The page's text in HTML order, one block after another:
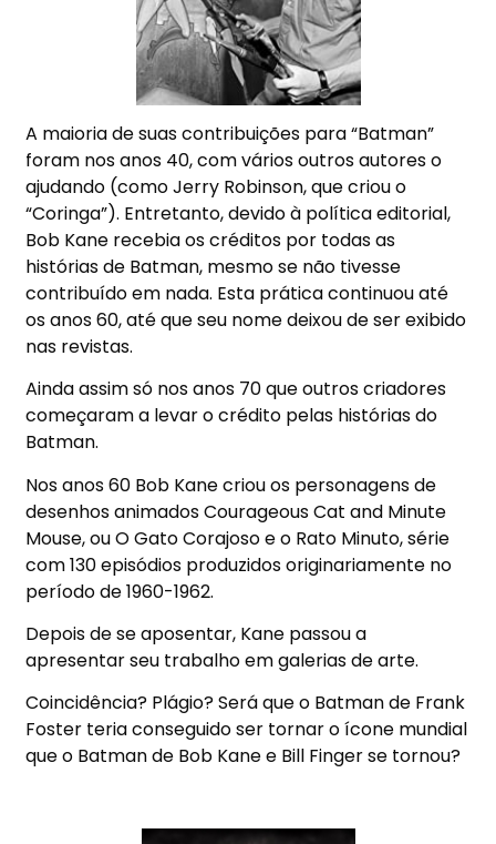
A maioria de suas contribuições para “Batman”
foram nos anos 40, com vários outros autores o
ajudando (como Jerry Robinson, que criou o
“Coringa”). Entretanto, devido à política editorial,
Bob Kane recebia os créditos por todas as
histórias de Batman, mesmo se não tivesse
contribuído em nada. Esta prática continuou até
os anos 60, até que seu nome deixou de ser exibido
nas revistas.
Ainda assim só nos anos 70 que outros criadores
começaram a levar o crédito pelas histórias do
Batman.
Nos anos 60 Bob Kane criou os personagens de
desenhos animados Courageous Cat and Minute
Mouse, ou O Gato Corajoso e o Rato Minuto, série
com 130 episódios produzidos originariamente no
período de 1960-1962.
Depois de se aposentar, Kane passou a
apresentar seu trabalho em galerias de arte.
Coincidência? Plágio? Será que o Batman de Frank
Foster teria conseguido ser tornar o ícone mundial
que o Batman de Bob Kane e Bill Finger se tornou?